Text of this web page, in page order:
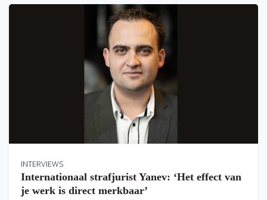
INTERVIEWS
Internationaal strafjurist Yanev: ‘Het effect van
je werk is direct merkbaar’